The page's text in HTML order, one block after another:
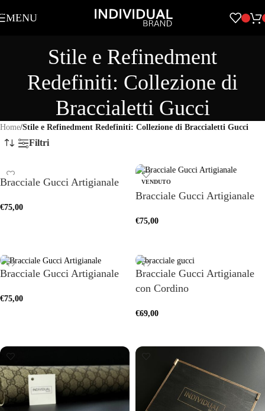
Skip to navigation
MENU
Stile e Refinedment
Redefiniti: Collezione di
Braccialetti Gucci
Home/Stile e Refinedment Redefiniti: Collezione di Braccialetti Gucci
Filtri
Bracciale Gucci Artigianale
€75,00
VENDUTO
Bracciale Gucci Artigianale
€75,00
Bracciale Gucci Artigianale
€75,00
Bracciale Gucci Artigianale
con Cordino
€69,00